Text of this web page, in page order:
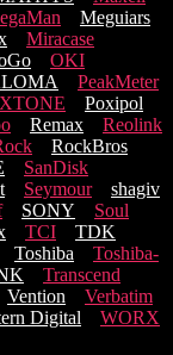
Meguiars
Miracase
OKI
PeakMeter
Poxipol
Remax
Reolink
RockBros
SanDisk
Seymour
shagiv
SONY
Soul
TCI
TDK
Toshiba
Toshiba-
Transcend
Vention
Verbatim
Digital
WORX